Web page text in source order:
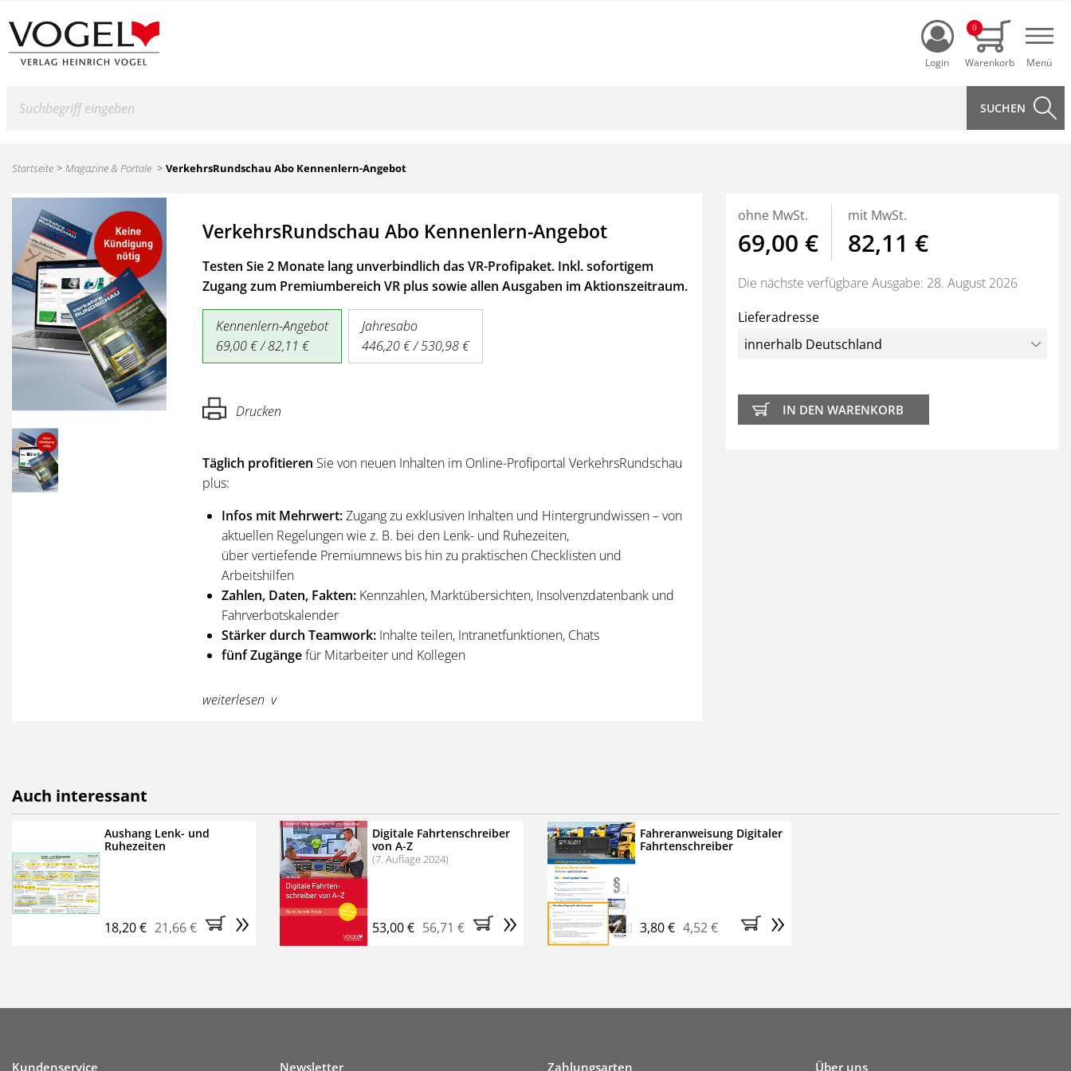
Login
0
Startseite Magazine & Portale VerkehrsRundschau Abo Kennenlern-Angebot
VerkehrsRundschau Abo Kennenlern-Angebot
Testen Sie 2 Monate lang unverbindlich das VR-Profipaket. Inkl. sofortigem
Zugang zum Premiumbereich VR plus sowieallen Ausgaben im Aktionszeitraum.
Kennenlern-Angebot
69,00 € / 82,11 €
Jahresabo
446,20 € / 530,98 €
Drucken
Täglich profitieren Sie von neuen Inhalten im Online-Profiportal VerkehrsRundschau
plus:
Infos mit Mehrwert:Zugang zu exklusiven Inhalten und Hintergrundwissen – von
aktuellen Regelungen wie z. B. bei den Lenk- und Ruhezeiten,
über vertiefende Premiumnews bis hin zu praktischen Checklisten und
Arbeitshilfen
Zahlen, Daten, Fakten: Kennzahlen, Marktübersichten, Insolvenzdatenbank und
Fahrverbotskalender
Stärker durch Teamwork: Inhalte teilen, Intranetfunktionen, Chats
fünf Zugängefür Mitarbeiter und Kollegen
Sie erhaltenalle Ausgaben
Kostenfreie Online-Seminare
Bestellen Sie jetzt das VerkehrsRundschau Profipaket im Kennenlern-Abo für zwei
Monate (inkl. der derzeitig gesetzlichen MwSt. und Versandkosten).Nach 2 Monaten
brauchen Sie nichts weiter tun, das Abonnement endet automatisch, es
entstehen keine weiteren Verpflichtungen.
weiterlesen
ohne MwSt.
69,00 €
mit MwSt.
82,11 €
Die nächste verfügbare Ausgabe: 28. August 2026
Lieferadresse
Auch interessant
Aushang Lenk- und
Ruhezeiten
18,20 € 21,66 € »
Digitale Fahrtenschreiber
von A-Z
(7. Auflage 2024)
53,00 € 56,71 € »
Fahreranweisung Digitaler
Fahrtenschreiber
3,80 € 4,52 € »
Kundenservice Newsletter Zahlungsarten Über uns